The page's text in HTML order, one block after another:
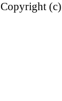
Copyright